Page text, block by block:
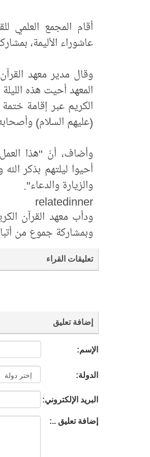
أقام المجمع العلمي
عاشوراء الأليمة،
وقال مدير معهد
المعهد أحيت هذه
الكريم عبر إقامة ختمة
(عليهم السلام)
وأضاف، أنّ "هذا
أحيوا ليلتهم بذكر
والزيارة والدعاء".
relatedinner
ودأب معهد القرآن
وبمشاركة جموع من
تعليقات القراء
إضافة تعليق
الإسم:
الدولة:
البريد الإلكتروني:
إضافة تعليق ..: